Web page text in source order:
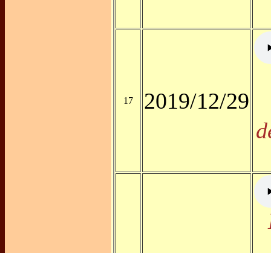
17
2019/12/29